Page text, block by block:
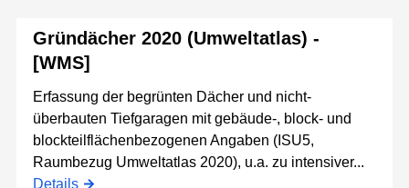
Gründächer 2020 (Umweltatlas) -
[WMS]
Erfassung der begrünten Dächer und nicht-
überbauten Tiefgaragen mit gebäude-, block- und
blockteilflächenbezogenen Angaben (ISU5,
Raumbezug Umweltatlas 2020), u.a. zu intensiver...
Details